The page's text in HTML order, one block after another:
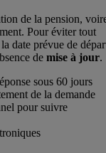
de la pension,
Pour éviter tout
date prévue de
de mise à jour.
sous 60 jours
de la demande
pour suivre